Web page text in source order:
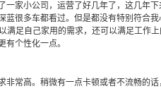
家小公司，运营了好几年了，这几
蓝很多车都看过。但是都没有特别符
足自己家用的需求，还可以满足工
个性化一点。
常高。稍微有一点卡顿或者不流畅的